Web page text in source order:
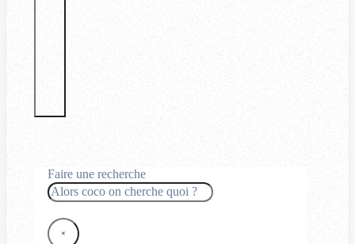
Faire une recherche
Rechercher
×